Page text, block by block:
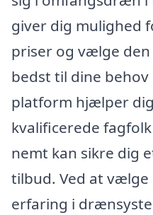
giver dig mulighed
priser og vælge
bedst til dine
platform hjælper
kvalificerede
nemt kan sikre dig
tilbud. Ved at
erfaring i